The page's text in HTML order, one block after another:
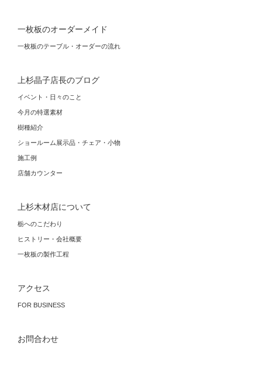
一枚板のオーダーメイド
一枚板のテーブル・オーダーの流れ
上杉晶子店長のブログ
イベント・日々のこと
今月の特選素材
樹種紹介
ショールーム展示品・チェア・小物
施工例
店舗カウンター
上杉木材店について
栃へのこだわり
ヒストリー・会社概要
一枚板の製作工程
アクセス
FOR BUSINESS
お問合わせ